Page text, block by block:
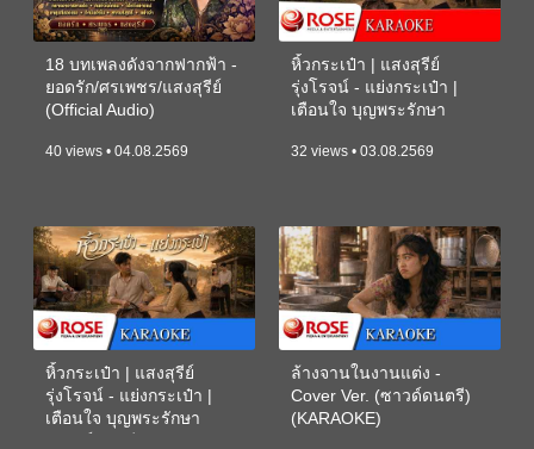
18 บทเพลงดังจากฟากฟ้า -
ยอดรัก/ศรเพชร/แสงสุรีย์
(Official Audio)
40 views • 04.08.2569
หิ้วกระเป๋า | แสงสุรีย์
รุ่งโรจน์ - แย่งกระเป๋า |
เตือนใจ บุญพระรักษา
32 views • 03.08.2569
หิ้วกระเป๋า | แสงสุรีย์
รุ่งโรจน์ - แย่งกระเป๋า |
เตือนใจ บุญพระรักษา
ล้างจานในงานแต่ง -
Cover Ver. (ซาวด์ดนตรี)
(KARAOKE)